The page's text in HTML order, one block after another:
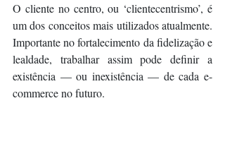
O cliente no centro, ou ‘clientecentrismo’, é
um dos conceitos mais utilizados atualmente.
Importante no fortalecimento da fidelização e
lealdade, trabalhar assim pode definir a
existência — ou inexistência — de cada e-
commerce no futuro.